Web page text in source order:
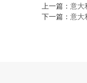
上一篇： 意大
下一篇： 意大